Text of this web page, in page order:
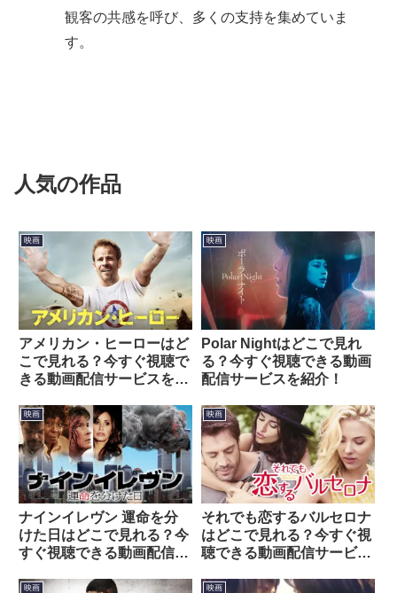
観客の共感を呼び、多くの支持を集めていま
す。
人気の作品
映画
アメリカン・ヒーローはど
こで見れる？今すぐ視聴で
きる動画配信サービスを紹
映画
Polar Nightはどこで見れ
る？今すぐ視聴できる動画
配信サービスを紹介！
映画
ナインイレヴン 運命を分
けた日はどこで見れる？今
すぐ視聴できる動画配信サ
映画
それでも恋するバルセロナ
はどこで見れる？今すぐ視
聴できる動画配信サービス
映画 映画